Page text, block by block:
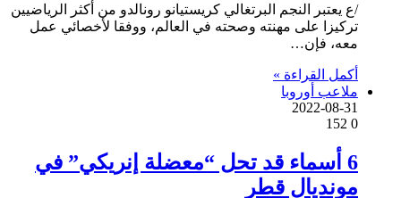
/ع يعتبر النجم البرتغالي كريستيانو رونالدو من أكثر الرياضيين
تركيزا على مهنته وصحته في العالم، ووفقا لأخصائي عمل
معه، فإن…
أكمل القراءة »
ملاعب أوروبا
2022-08-31
0
6 أسماء قد تحل “معضلة إنريكي” في
مونديال قطر